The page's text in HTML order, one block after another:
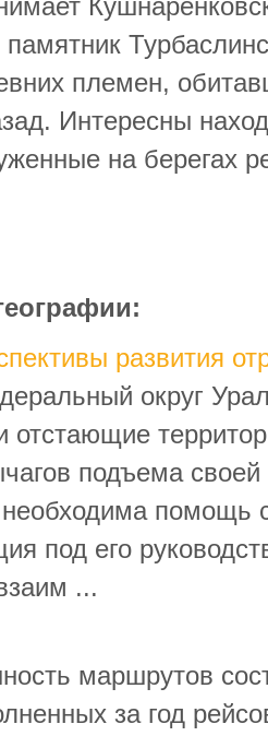
памятник
племен,
Интересны
на берегах
развития
округ
отстающие
подъема своей
помощь
под его
...
маршрутов
за год